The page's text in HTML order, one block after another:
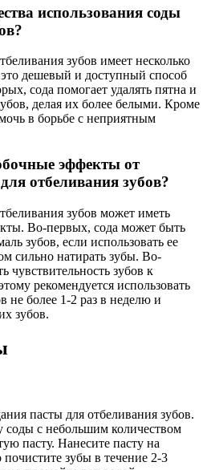
использования соды
зубов имеет несколько
дешевый и доступный способ
сода помогает удалять пятна и
делая их более белыми. Кроме
в борьбе с неприятным
эффекты от
отбеливания зубов?
зубов может иметь
Во-первых, сода может быть
зубов, если использовать ее
сильно натирать зубы. Во-
чувствительность зубов к
рекомендуется использовать
не более 1-2 раз в неделю и
зубов.
пасты для отбеливания зубов.
с небольшим количеством
пасту. Нанесите пасту на
зубы в течение 2-3